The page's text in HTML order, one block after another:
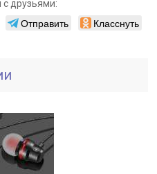
с друзьями:
Отправить Класснуть